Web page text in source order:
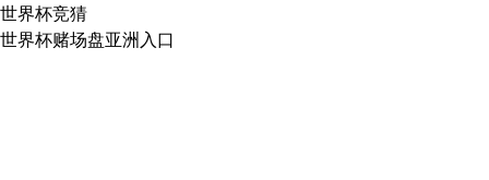
世界杯竞猜
世界杯赌场盘亚洲入口